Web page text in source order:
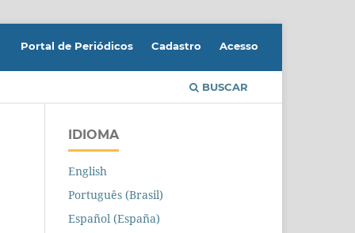
BUSCAR
Portal de Periódicos Cadastro Acesso
IDIOMA
English
Português (Brasil)
Español (España)